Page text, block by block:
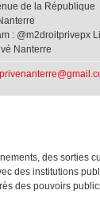
de la République
: @m2droitprivepx
Nanterre
des sorties
des institutions
des pouvoirs